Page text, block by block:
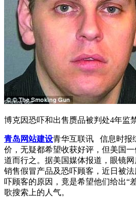
博克因恐吓和出售赝品被判处4年监禁
青岛网站建设青华互联讯 信息时报
价，无疑都希望收获好评，但美国
道而行之。据美国媒体报道，眼镜网
销售假冒产品及恐吓顾客，近日被
吓顾客的原因，竟是希望他们给出“
歌搜索上的人气。